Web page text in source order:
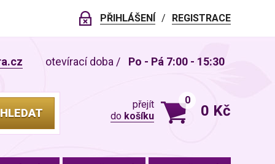
PŘIHLÁŠENÍ REGISTRACE
otevírací doba / Po - Pá 7:00 - 15:30
HLEDAT
přejít
do košíku
0
0 Kč